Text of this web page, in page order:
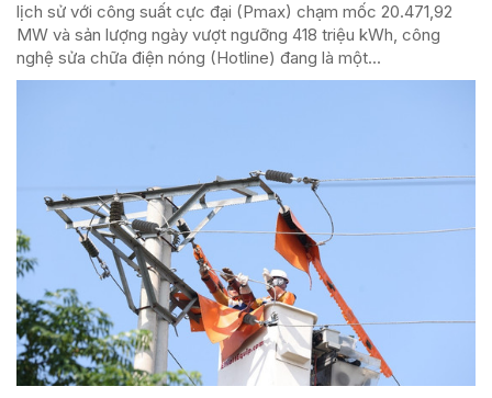
lịch sử với công suất cực đại (Pmax) chạm mốc 20.471,92
MW và sản lượng ngày vượt ngưỡng 418 triệu kWh, công
nghệ sửa chữa điện nóng (Hotline) đang là một...